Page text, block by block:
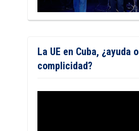
La UE en Cuba, ¿ayuda o
complicidad?